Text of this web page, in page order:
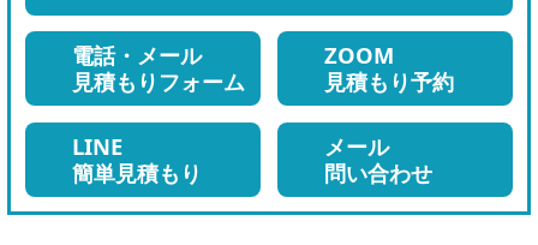
電話・メール
見積もりフォーム
ZOOM
見積もり予約
LINE
簡単見積もり
メール
問い合わせ